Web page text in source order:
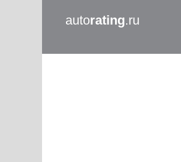
autorating.ru